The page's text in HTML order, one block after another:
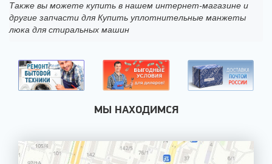
Также вы можете купить в нашем интернет-магазине и
другие запчасти для Купить уплотнительные манжеты
люка для стиральных машин
МЫ НАХОДИМСЯ